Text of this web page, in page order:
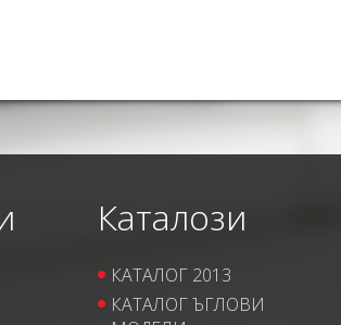
Каталози
КАТАЛОГ 2013
КАТАЛОГ ЪГЛОВИ